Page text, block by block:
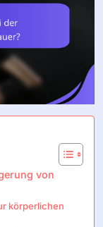
von
körperlichen